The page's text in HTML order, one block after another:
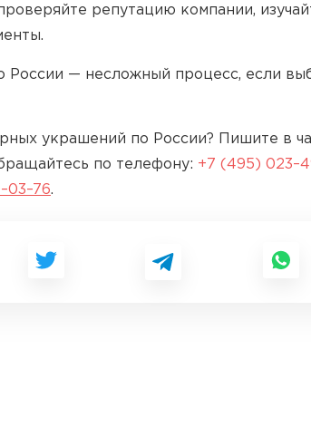
репутацию компании,
России — несложный процесс, если
украшений по России? Пишите в
по телефону: +7 (495)
.